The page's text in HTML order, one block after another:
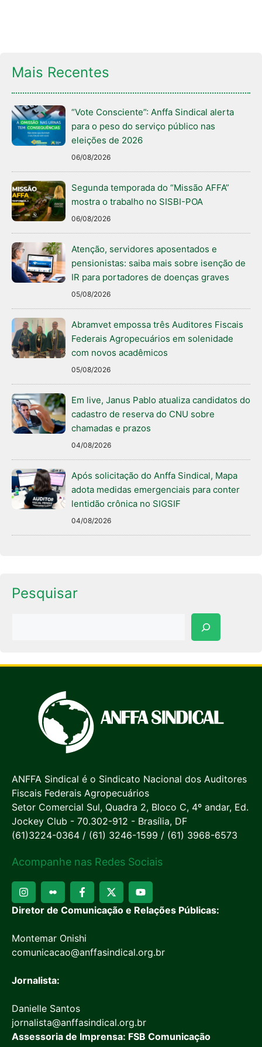
Mais Recentes
“Vote Consciente”: Anffa Sindical alerta
para o peso do serviço público nas
eleições de 2026
06/08/2026
Segunda temporada do “Missão AFFA”
mostra o trabalho no SISBI-POA
06/08/2026
Atenção, servidores aposentados e
pensionistas: saiba mais sobre isenção de
IR para portadores de doenças graves
05/08/2026
Abramvet empossa três Auditores Fiscais
Federais Agropecuários em solenidade
com novos acadêmicos
05/08/2026
Em live, Janus Pablo atualiza candidatos do
cadastro de reserva do CNU sobre
chamadas e prazos
04/08/2026
Após solicitação do Anffa Sindical, Mapa
adota medidas emergenciais para conter
lentidão crônica no SIGSIF
04/08/2026
Pesquisar
ANFFA Sindical é o Sindicato Nacional dos Auditores
Fiscais Federais Agropecuários
Setor Comercial Sul, Quadra 2, Bloco C, 4º andar, Ed.
Jockey Club - 70.302-912 - Brasília, DF
(61)3224-0364 / (61) 3246-1599 / (61) 3968-6573
Acompanhe nas Redes Sociais
Diretor de Comunicação e Relações Públicas:
Montemar Onishi
comunicacao@anffasindical.org.br
Jornalista:
Danielle Santos
jornalista@anffasindical.org.br
Assessoria de Imprensa: FSB Comunicação